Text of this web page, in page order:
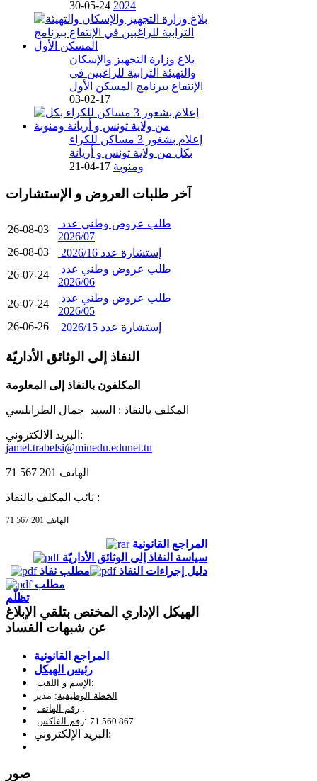
2024
24-05-30
بلاغ وزارة التجهيز والإسكان
والتهيئة الترابية للراغبين في
الإنتفاع ببرنامج المسكن الأول
17-02-03
إعلام بشغور 3 مساكن للكراء
بكل من ولاية تونس و أريانة
ومنوبة 17-04-21
آخر طلبات العروض و الإستشارات
26-08-03
2026/07
26-08-03
إستشارة عدد 2026/16
26-07-24
2026/06
26-07-24
2026/05
26-06-26
إستشارة عدد 2026/15
النفاذ إلى الوثائق الأداريّة
المكلفون بالنفاذ إلى المعلومة
المكلف بالنفاذ : السيد جمال الطرابلسي
البريد الالكتروني:
jamel.trabelsi@minedu.edunet.tn
نائب المكلف بالنفاذ :
المراجع القانونية
سياسة النفاذ إلى الوثائق الأداريّة
دليل إجراءات النفاذ
مطلب نفاذ
مطلب
تظلّم
الهيكل الإداري المختص بتلقي الإبلاغ
عن شبهات الفساد
المراجع القانونية
رئيس الهيكل
الإسم و اللقب:
الخطة الوظيفية: مدير
رقم الهاتف :
رقم الفاكس: 71 560 867
البريد الإلكتروني:
صور